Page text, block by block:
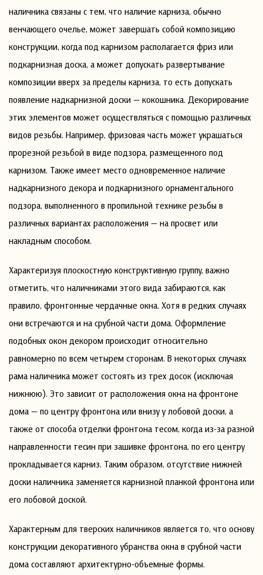
наличника связаны с тем, что наличие карниза, обычно
венчающего очелье, может завершать собой композицию
конструкции, когда под карнизом располагается фриз или
подкарнизная доска, а может допускать развертывание
композиции вверх за пределы карниза, то есть допускать
появление надкарнизной доски — кокошника. Декорирование
этих элементов может осуществляться с помощью различных
видов резьбы. Например, фризовая часть может украшаться
прорезной резьбой в виде подзора, размещенного под
карнизом. Также имеет место одновременное наличие
надкарнизного декора и подкарнизного орнаментального
подзора, выполненного в пропильной технике резьбы в
различных вариантах расположения — на просвет или
накладным способом.
Характеризуя плоскостную конструктивную группу, важно
отметить, что наличниками этого вида забираются, как
правило, фронтонные чердачные окна. Хотя в редких случаях
они встречаются и на срубной части дома. Оформление
подобных окон декором происходит относительно
равномерно по всем четырем сторонам. В некоторых случаях
рама наличника может состоять из трех досок (исключая
нижнюю). Это зависит от расположения окна на фронтоне
дома — по центру фронтона или внизу у лобовой доски, а
также от способа отделки фронтона тесом, когда из-за разной
направленности тесин при зашивке фронтона, по его центру
прокладывается карниз. Таким образом, отсутствие нижней
доски наличника заменяется карнизной планкой фронтона или
его лобовой доской.
Характерным для тверских наличников является то, что основу
конструкции декоративного убранства окна в срубной части
дома составляют архитектурно-объемные формы.